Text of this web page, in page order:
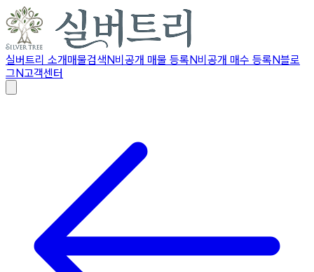
실버트리 소개매물검색N비공개 매물 등록N비공개 매수 등록N블로
그N고객센터